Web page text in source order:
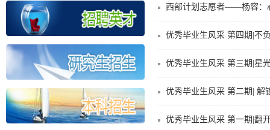
西部计划志愿者——杨容：
优秀毕业生风采 第四期|不
优秀毕业生风采 第三期|星
优秀毕业生风采 第二期| 解
优秀毕业生风采 第一期|翻